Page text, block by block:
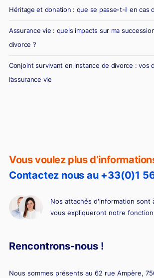
Vous voulez plus
Contactez nous au +33(0)1
Nos attachés d'information sont
vous expliqueront notre
Rencontrons-nous !
Nous sommes présents au 62 rue Ampère,
Héritage et donation : que se passe-t-il en cas
Assurance vie : quels impacts sur ma
divorce ?
Conjoint survivant en instance de divorce : vos
l’assurance vie